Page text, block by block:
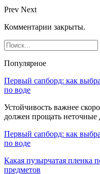
Prev Next
Комментарии закрыты.
Популярное
Первый сапборд: как
по воде
Устойчивость важнее
должен прощать
Первый сапборд: как
по воде
Какая пузырчатая пленка
предметов